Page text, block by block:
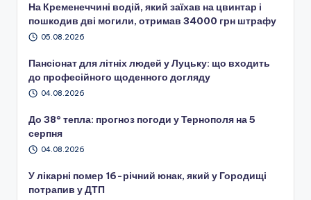
На Кременеччині водій, який заїхав на цвинтар і
пошкодив дві могили, отримав 34000 грн штрафу
05.08.2026
Пансіонат для літніх людей у Луцьку: що входить
до професійного щоденного догляду
04.08.2026
До 38° тепла: прогноз погоди у Тернополя на 5
серпня
04.08.2026
У лікарні помер 16-річний юнак, який у Городищі
потрапив у ДТП